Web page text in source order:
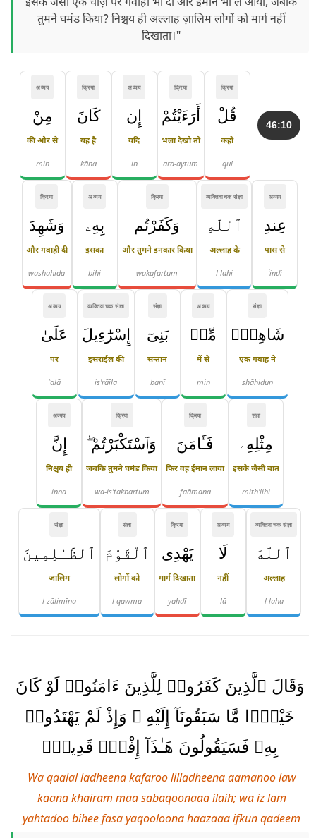
इसके जैसी एक चीज़ पर गवाही भी दी और ईमान भी ले आया, जबकि
तुमने घमंड किया? निश्चय ही अल्लाह ज़ालिम लोगों को मार्ग नहीं
दिखाता।"
46:10
क्रिया
قُلْ
कहो
qul
क्रिया
أَرَءَيْتُمْ
भला देखो तो
ara-aytum
अव्यय
إِن
यदि
in
क्रिया
كَانَ
यह है
kāna
अव्यय
مِنْ
की ओर से
min
अव्यय
عِندِ
पास से
ʿindi
व्यक्तिवाचक संज्ञा
ٱللَّهِ
अल्लाह के
l-lahi
क्रिया
وَكَفَرْتُم
और तुमने इनकार किया
wakafartum
अव्यय
بِهِۦ
इसका
bihi
क्रिया
وَشَهِدَ
और गवाही दी
washahida
संज्ञा
شَاهِدٌۭ
एक गवाह ने
shāhidun
अव्यय
مِّنۢ
में से
min
संज्ञा
بَنِىٓ
सन्तान
banī
व्यक्तिवाचक संज्ञा
إِسْرَٰٓءِيلَ
इसराईल की
is'rāīla
अव्यय
عَلَىٰ
पर
ʿalā
संज्ञा
مِثْلِهِۦ
इसके जैसी बात
mith'lihi
क्रिया
فَـَٔامَنَ
फिर वह ईमान लाया
faāmana
क्रिया
وَٱسْتَكْبَرْتُمْ ۖ
जबकि तुमने घमंड किया
wa-is'takbartum
अव्यय
إِنَّ
निश्चय ही
inna
व्यक्तिवाचक संज्ञा
ٱللَّهَ
अल्लाह
l-laha
अव्यय
لَا
नहीं
lā
क्रिया
يَهْدِى
मार्ग दिखाता
yahdī
संज्ञा
ٱلْقَوْمَ
लोगों को
l-qawma
संज्ञा
ٱلظَّـٰلِمِينَ
ज़ालिम
l-ẓālimīna
وَقَالَ ٱلَّذِينَ كَفَرُوا۟ لِلَّذِينَ ءَامَنُوا۟ لَوْ كَانَ
خَيْرًۭا مَّا سَبَقُونَآ إِلَيْهِ ۚ وَإِذْ لَمْ يَهْتَدُوا۟
بِهِۦ فَسَيَقُولُونَ هَـٰذَآ إِفْكٌۭ قَدِيمٌۭ
Wa qaalal ladheena kafaroo lilladheena aamanoo law
kaana khairam maa sabaqoonaaa ilaih; wa iz lam
yahtadoo bihee fasa yaqooloona haazaaa ifkun qadeem